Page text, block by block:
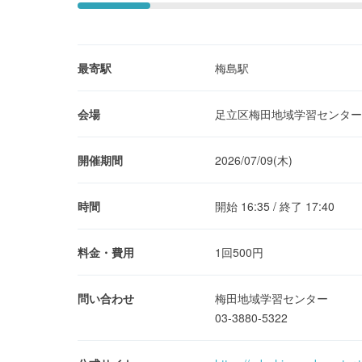
最寄駅 梅島駅
会場 足立区梅田地域学習センタ
開催期間 2026/07/09(木)
時間 開始 16:35 / 終了 17:40
料金・費用 1回500円
問い合わせ
梅田地域学習センター
03-3880-5322